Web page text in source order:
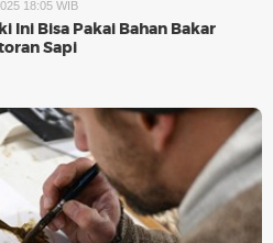
18:05 WIB
Ini Bisa Pakai Bahan Bakar
Sapi